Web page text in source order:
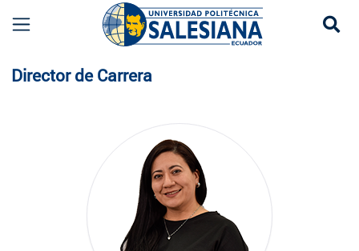
Director de Carrera